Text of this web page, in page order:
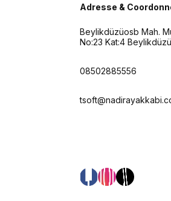
Adresse &
Beylikdüzüosb Mah.
No:23 Kat:4
08502885556